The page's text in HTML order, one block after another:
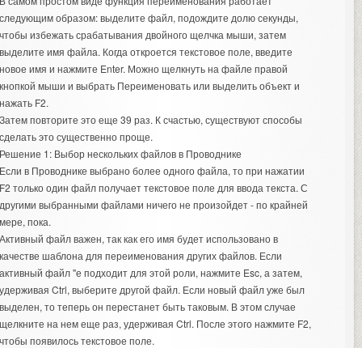
образом: выделите файл, подождите долю секунды,
избежать срабатывания двойного щелчка мыши, затем
имя файла. Когда откроется текстовое поле, введите
имя и нажмите Enter. Можно щелкнуть на файле правой
мыши и выбрать Переименовать или выделить объект и
F2.
повторите это еще 39 раз. К счастью, существуют способы
это существенно проще.
1: Выбор нескольких файлов в Проводнике
в Проводнике выбрано более одного файла, то при нажатии
только один файл получает текстовое поле для ввода текста. С
выбранными файлами ничего не произойдет - по крайней
пока.
файл важен, так как его имя будет использовано в
шаблона для переименования других файлов. Если
файл "е подходит для этой роли, нажмите Esc, а затем,
Ctrl, выберите другой файл. Если новый файл уже был
то теперь он перестанет быть таковым. В этом случае
на нем еще раз, удерживая Ctrl. После этого нажмите F2,
появилось текстовое поле.